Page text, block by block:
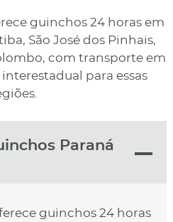
guinchos 24 horas em
São José dos Pinhais,
com transporte em
para essas
Paraná
guinchos 24 horas